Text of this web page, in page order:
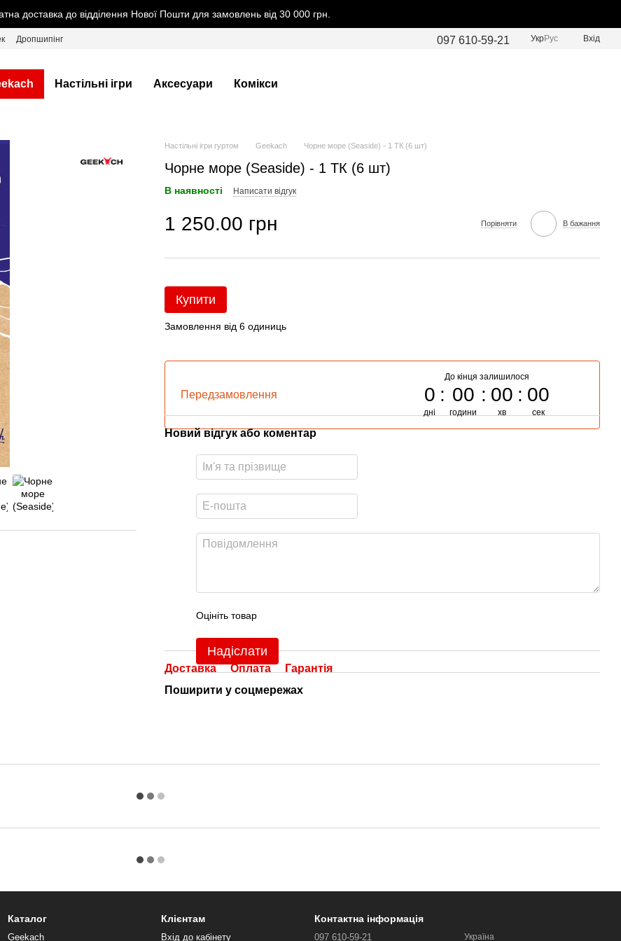
доставка до відділення Нової Пошти для замовлень від 30 000 грн.
Дропшипінг 097 610-59-21 УкрРус Вхід
Настільні ігри Аксесуари Комікси
Настільні ігри гуртом Geekach Чорне море (Seaside) - 1 ТК (6 шт)
Чорне море (Seaside) - 1 ТК (6 шт)
В наявності Написати відгук
1 250.00 грн Порівняти В бажання
Купити
Замовлення від 6 одиниць
Передзамовлення
До кінця залишилося
0
дні
00
години
00
хв
00
сек
Новий відгук або коментар
Оцініть товар
Надіслати
Доставка Оплата
Гарантія
Поширити у соцмережах
Каталог
Geekach
Клієнтам
Вхід до кабінету
Контактна інформація
097 610-59-21 Україна